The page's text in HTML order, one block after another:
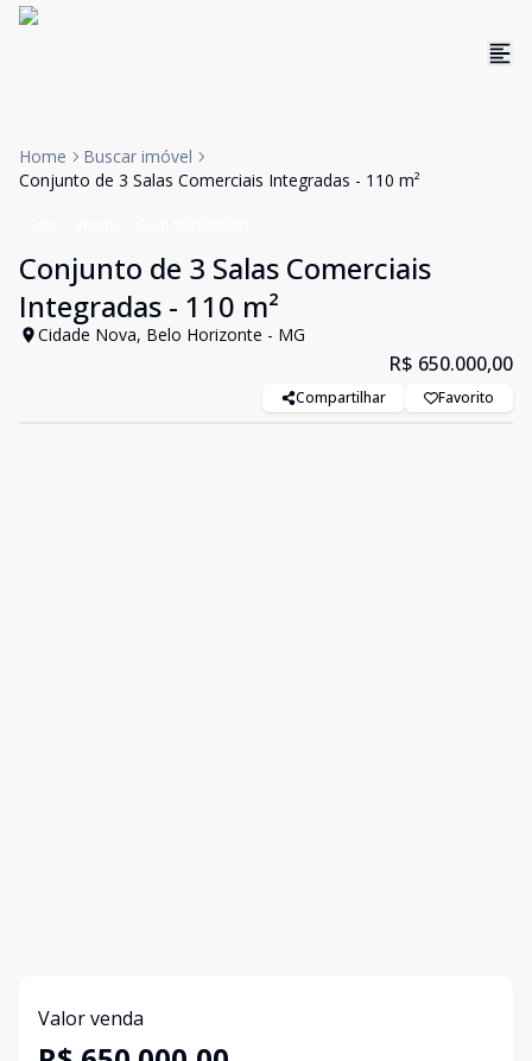
Home
Buscar imóvel
Conjunto de 3 Salas Comerciais Integradas - 110 m²
Conjunto de 3 Salas Comerciais
Integradas - 110 m²
Cidade Nova, Belo Horizonte - MG
R$ 650.000,00
Compartilhar Favorito
Valor venda